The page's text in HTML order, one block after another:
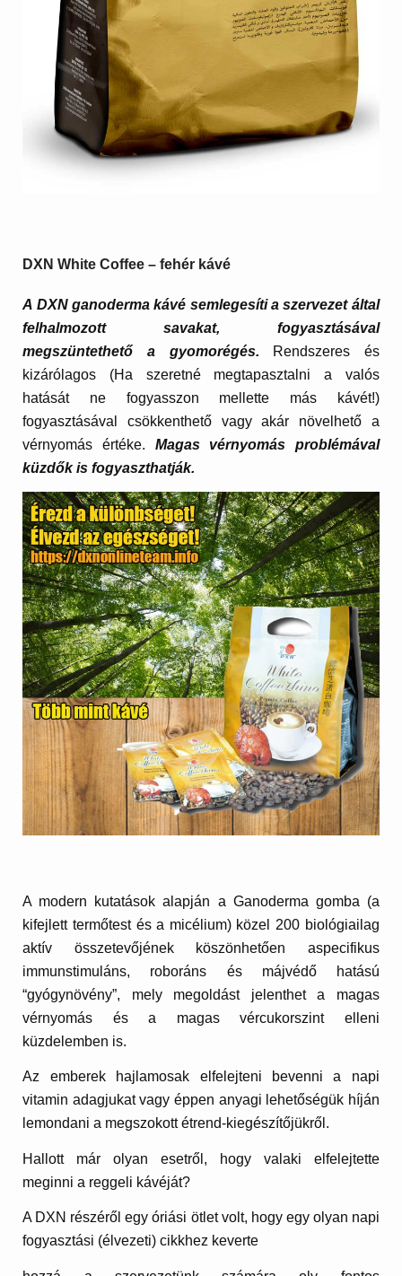
DXN White Coffee – fehér kávé
A DXN ganoderma kávé semlegesíti a szervezet által
felhalmozott savakat, fogyasztásával
megszüntethető a gyomorégés.
Rendszeres és
kizárólagos (Ha szeretné megtapasztalni a valós
hatását ne fogyasszon mellette más kávét!)
fogyasztásával csökkenthető vagy akár növelhető a
vérnyomás értéke. Magas vérnyomás problémával
küzdők is fogyaszthatják.
A modern kutatások alapján a Ganoderma gomba (a
kifejlett termőtest és a micélium) közel 200 biológiailag
aktív összetevőjének köszönhetően aspecifikus
immunstimuláns, roboráns és májvédő hatású
“gyógynövény”, mely megoldást jelenthet a magas
vérnyomás és a magas vércukorszint elleni
küzdelemben is.
Az emberek hajlamosak elfelejteni bevenni a napi
vitamin adagjukat vagy éppen anyagi lehetőségük híján
lemondani a megszokott étrend-kiegészítőjükről.
Hallott már olyan esetről, hogy valaki elfelejtette
meginni a reggeli kávéját?
A DXN részéről egy óriási ötlet volt, hogy egy olyan napi
fogyasztási (élvezeti) cikkhez keverte